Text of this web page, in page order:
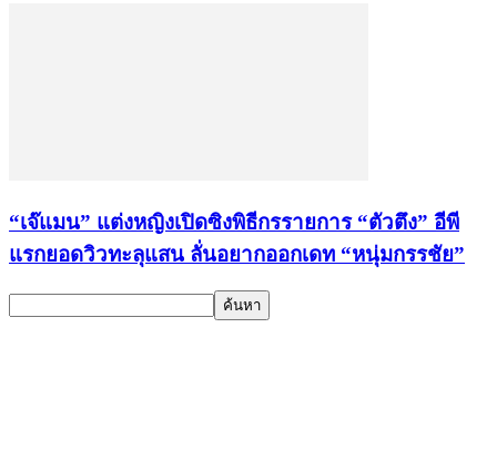
“เจ๊แมน” แต่งหญิงเปิดซิงพิธีกรรายการ “ตัวตึง” อีพี
แรกยอดวิวทะลุแสน ลั่นอยากออกเดท “หนุ่มกรรชัย”